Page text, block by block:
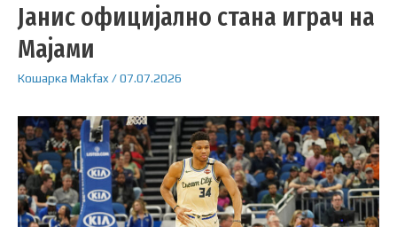
Јанис официјално стана играч на
Мајами
Кошарка Makfax/07.07.2026